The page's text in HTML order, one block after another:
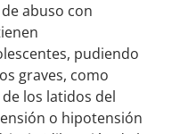
abuso con
pudiendo
graves, como
los latidos del
o hipotensión